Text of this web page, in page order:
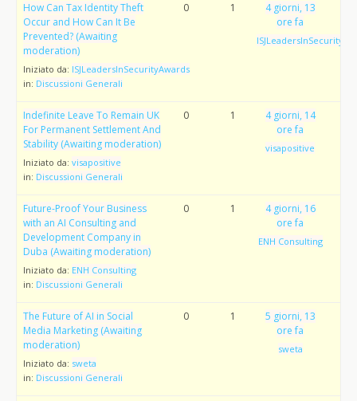
How Can Tax Identity Theft
Occur and How Can It Be
Prevented? (Awaiting
moderation)
Iniziato da: ISJLeadersInSecurityAwards
in: Discussioni Generali
0 1
4 giorni, 13
ore fa
Indefinite Leave To Remain UK
For Permanent Settlement And
Stability (Awaiting moderation)
Iniziato da: visapositive
in: Discussioni Generali
0 1
4 giorni, 14
ore fa
visapositive
Future-Proof Your Business
with an AI Consulting and
Development Company in
Duba (Awaiting moderation)
Iniziato da: ENH Consulting
in: Discussioni Generali
0 1
4 giorni, 16
ore fa
ENH Consulting
The Future of AI in Social
Media Marketing (Awaiting
moderation)
Iniziato da: sweta
in: Discussioni Generali
0 1
5 giorni, 13
ore fa
sweta